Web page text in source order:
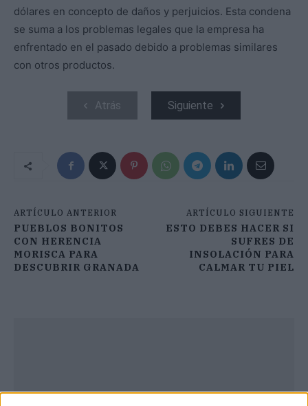
dólares en concepto de daños y perjuicios. Esta condena
se suma a los problemas legales que la empresa ha
enfrentado en el pasado debido a problemas similares
con otros productos.
Atrás Siguiente
ARTÍCULO ANTERIOR
PUEBLOS BONITOS
CON HERENCIA
MORISCA PARA
DESCUBRIR GRANADA
ARTÍCULO SIGUIENTE
ESTO DEBES HACER SI
SUFRES DE
INSOLACIÓN PARA
CALMAR TU PIEL